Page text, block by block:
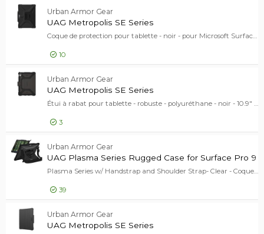
Gamme de produits
Gamme de produits
UAG
UAG Plasma Series
[+]
Modèle
Modèle
Urban Armor Gear
UAG Metropolis SE Series
Coque de protection pour tablette - noir - pour Microsoft Surface Pro 9, Pro 9 for Business, Pro 10 for Business, Pro (11th Edition), Pro for Business (11th Edition)
10
Urban Armor Gear
UAG Metropolis SE Series
Étui à rabat pour tablette - robuste - polyuréthane - noir - 10.9" - pour Apple 10.9-inch iPad (10ème génération); iPad A16 Wi-Fi, A16 Wi-Fi + Cellular
3
Urban Armor Gear
UAG Plasma Series Rugged Case for Surface Pro 9
Plasma Series w/ Handstrap and Shoulder Strap- Clear - Coque de protection pour tablette - glacé - pour Microsoft Surface Pro 9, Pro 9 for Business, Pro 10 for Business, Pro (11th Edition), Pro for Business (11th Edition)
39
Urban Armor Gear
UAG Metropolis SE Series